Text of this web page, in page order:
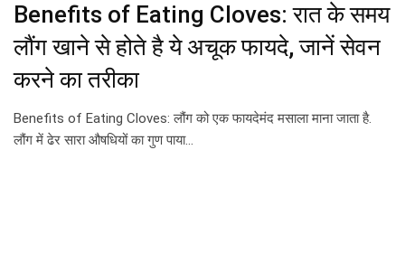
Benefits of Eating Cloves: रात के समय
लौंग खाने से होते है ये अचूक फायदे, जानें सेवन
करने का तरीका
Benefits of Eating Cloves: लौंग को एक फायदेमंद मसाला माना जाता है.
लौंग में ढेर सारा औषधियों का गुण पाया…